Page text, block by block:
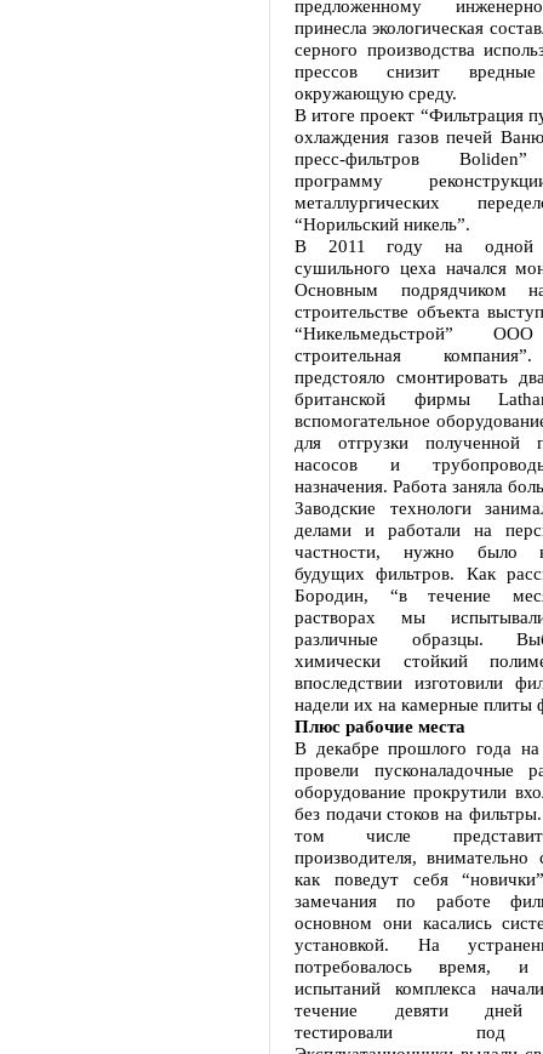
предложенному
принесла экологическая
серного производства
прессов снизит
окружающую среду.
В итоге проект “Фильтрация
охлаждения газов печей
пресс-фильтров
программу
металлургических
“Норильский никель”.
В 2011 году на одной
сушильного цеха начался
Основным подрядчиком
строительстве объекта
“Никельмедьстрой” ООО
строительная
предстояло смонтировать
британской фирмы
вспомогательное
для отгрузки полученной
насосов и
назначения. Работа заняла
Заводские технологи
делами и работали на
частности, нужно было
будущих фильтров. Как
Бородин, “в течение
растворах мы
различные образцы.
химически стойкий
впоследствии изготовили
надели их на камерные плиты
Плюс рабочие места
В декабре прошлого года
провели пусконаладочные
оборудование прокрутили
без подачи стоков на
том числе
производителя, внимательно
как поведут себя
замечания по работе
основном они касались
установкой. На
потребовалось время,
испытаний комплекса
течение девяти дней
тестировали под